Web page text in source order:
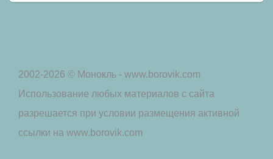
2002-2026 © Монокль - www.borovik.com
Использование любых материалов с сайта
разрешается при условии размещения активной
ссылки на www.borovik.com